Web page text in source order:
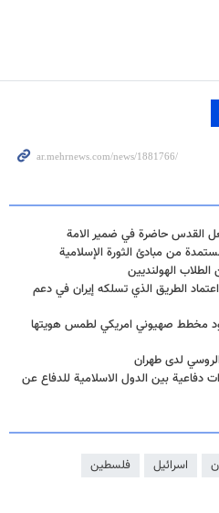
القدس حاضرة في ضمير الامة
من مبادئ الثورة الإسلامية
الهولنديين
الطريق الذي تسلكه إيران في دعم
مخطط صهيوني امريكي لطمس هويتها
لدى طهران
دفاعية بين الدول الاسلامية للدفاع عن
اسرائيل
فلسطين